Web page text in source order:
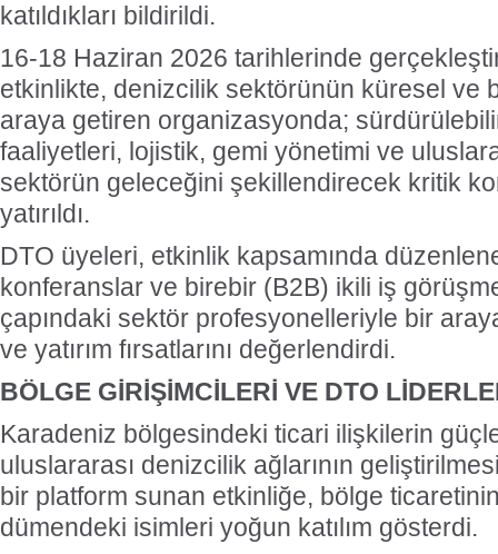
katıldıkları bildirildi.
16-18 Haziran 2026 tarihlerinde
etkinlikte, denizcilik sektörünün küresel ve
araya getiren organizasyonda;
faaliyetleri, lojistik, gemi yönetimi ve
sektörün geleceğini şekillendirecek kritik
yatırıldı.
DTO üyeleri, etkinlik kapsamında
konferanslar ve birebir (B2B) ikili iş
çapındaki sektör profesyonelleriyle bir
ve yatırım fırsatlarını değerlendirdi.
BÖLGE GİRİŞİMCİLERİ VE DTO
Karadeniz bölgesindeki ticari ilişkilerin
uluslararası denizcilik ağlarının
bir platform sunan etkinliğe, bölge
dümendeki isimleri yoğun katılım gösterdi.